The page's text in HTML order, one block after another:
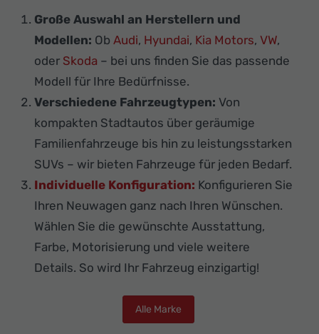
Große Auswahl an Herstellern und
Modellen: Ob Audi, Hyundai, Kia Motors, VW,
oder Skoda – bei uns finden Sie das passende
Modell für Ihre Bedürfnisse.
Verschiedene Fahrzeugtypen: Von
kompakten Stadtautos über geräumige
Familienfahrzeuge bis hin zu leistungsstarken
SUVs – wir bieten Fahrzeuge für jeden Bedarf.
Individuelle Konfiguration: Konfigurieren Sie
Ihren Neuwagen ganz nach Ihren Wünschen.
Wählen Sie die gewünschte Ausstattung,
Farbe, Motorisierung und viele weitere
Details. So wird Ihr Fahrzeug einzigartig!
Alle Marke